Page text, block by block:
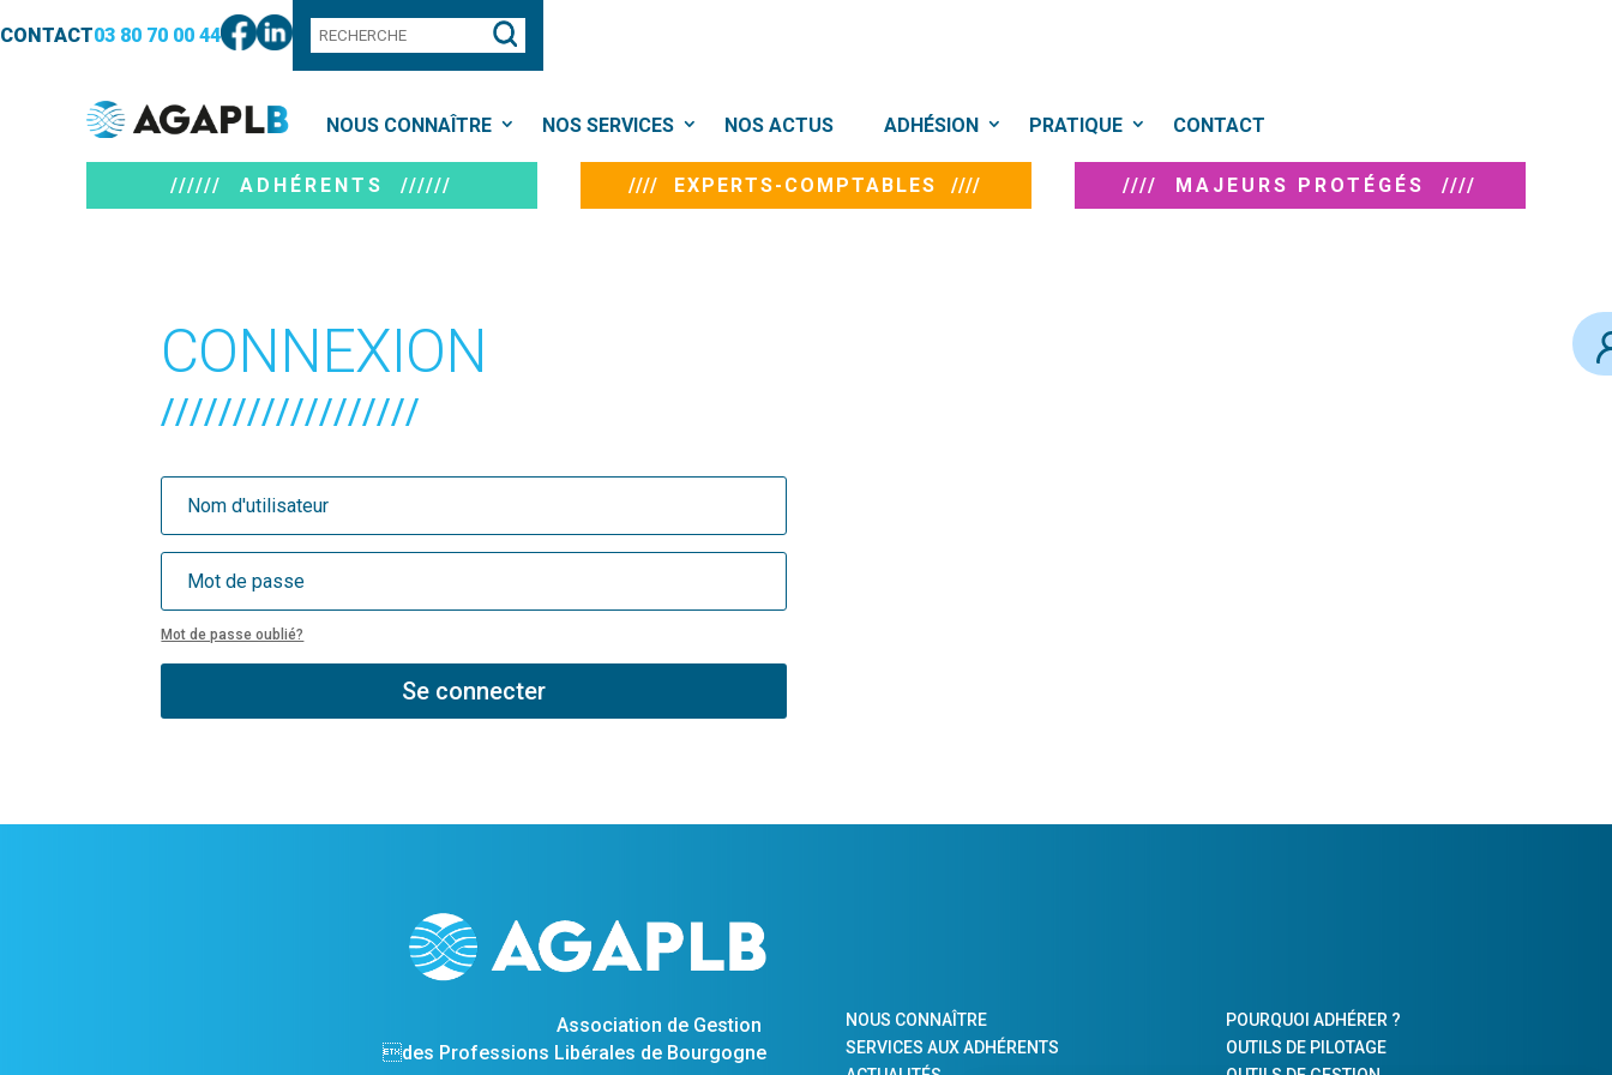
CONTACT03 80 70 00 44
NOUS CONNAÎTRE NOS SERVICES NOS ACTUS ADHÉSION PRATIQUE CONTACT
////// ADHÉRENTS ////// //// EXPERTS-COMPTABLES //// //// MAJEURS PROTÉGÉS ////
CONNEXION
//////////////////
Mot de passe oublié?
Se connecter
Association de Gestion
des Professions Libérales de Bourgogne
NOUS CONNAÎTRE
SERVICES AUX ADHÉRENTS
POURQUOI ADHÉRER ?
OUTILS DE PILOTAGE